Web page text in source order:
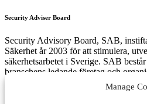
Manage
Security Adviser Board
Security Advisory Board, SAB,
Säkerhet år 2003 för att stimulera,
säkerhetsarbetet i Sverige. SAB
branschens ledande företag och
fyra gånger per år och diskuterar